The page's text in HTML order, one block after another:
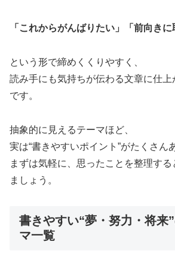
「これからがんばりたい」「前向きに
という形で締めくくりやすく、
読み手にも気持ちが伝わる文章に仕
です。
抽象的に見えるテーマほど、
実は“書きやすいポイント”がたくさん
まずは気軽に、思ったことを整理す
ましょう。
書きやすい“夢・努力・将来
マ一覧